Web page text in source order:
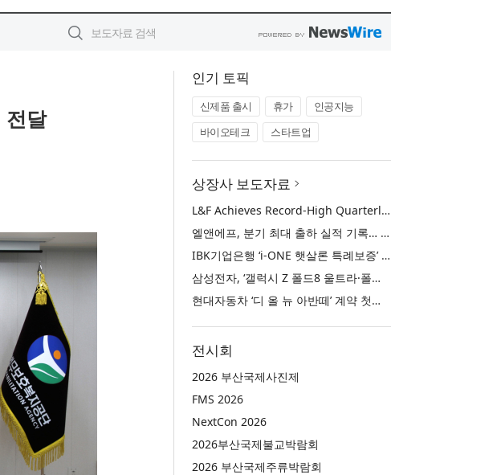
전달
인기 토픽
신제품 출시 휴가
인공지능
바이오테크
스타트업
상장사 보도자료
L&F Achieves Record-High Quarterly Shipments, Begins LFP Supply for North American ESS in Q3 Advancing its Two-Track NCM and LFP Growth Strategy
엘앤에프, 분기 최대 출하 실적 기록… 3분기 북미 ESS향 LFP 공급 착수 NCM+LFP ‘2-Track’ 성장 전략 실현
IBK기업은행 ‘i-ONE 햇살론 특례보증’ 출시
삼성전자, ‘갤럭시 Z 폴드8 울트라·폴드8·플립8’과 ‘갤럭시 워치 울트라2·워치9’ 국내 공식 출시
현대자동차 ‘디 올 뉴 아반떼’ 계약 첫날 1만 대 돌파
전시회
2026 부산국제사진제
FMS 2026
NextCon 2026
2026부산국제불교박람회
2026 부산국제주류박람회